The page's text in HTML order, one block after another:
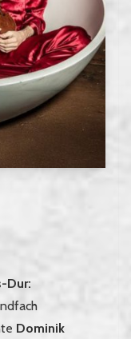
Dur:
Dominik